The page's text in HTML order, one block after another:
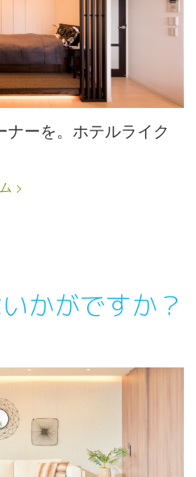
ナーを。ホテルライク
かがですか？